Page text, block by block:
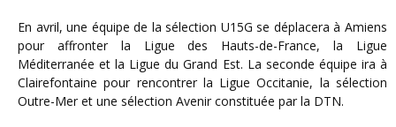
En avril, une équipe de la sélection U15G se déplacera à Amiens
pour affronter la Ligue des Hauts-de-France, la Ligue
Méditerranée et la Ligue du Grand Est. La seconde équipe ira à
Clairefontaine pour rencontrer la Ligue Occitanie, la sélection
Outre-Mer et une sélection Avenir constituée par la DTN.